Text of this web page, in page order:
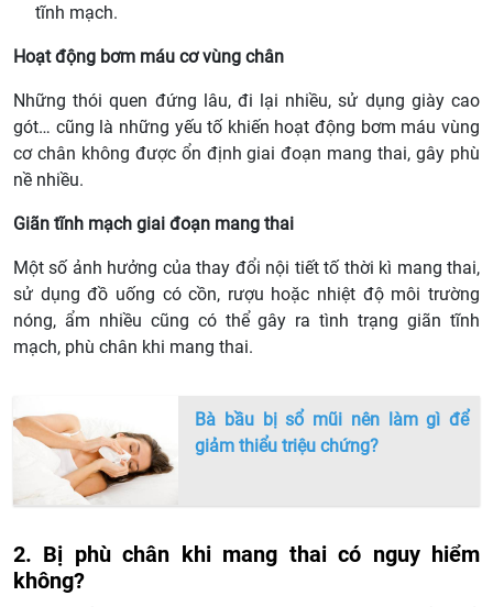
tĩnh mạch.
Hoạt động bơm máu cơ vùng chân
Những thói quen đứng lâu, đi lại nhiều, sử dụng giày cao
gót… cũng là những yếu tố khiến hoạt động bơm máu vùng
cơ chân không được ổn định giai đoạn mang thai, gây phù
nề nhiều.
Giãn tĩnh mạch giai đoạn mang thai
Một số ảnh hưởng của thay đổi nội tiết tố thời kì mang thai,
sử dụng đồ uống có cồn, rượu hoặc nhiệt độ môi trường
nóng, ẩm nhiều cũng có thể gây ra tình trạng giãn tĩnh
mạch, phù chân khi mang thai.
Bà bầu bị sổ mũi nên làm gì để
giảm thiểu triệu chứng?
2. Bị phù chân khi mang thai có nguy hiểm
không?